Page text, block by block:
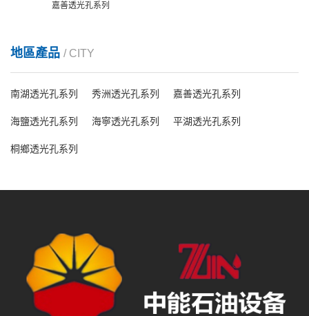
嘉善透光孔系列
地區產品 / CITY
南湖透光孔系列 秀洲透光孔系列 嘉善透光孔系列
海鹽透光孔系列 海寧透光孔系列 平湖透光孔系列
桐鄉透光孔系列